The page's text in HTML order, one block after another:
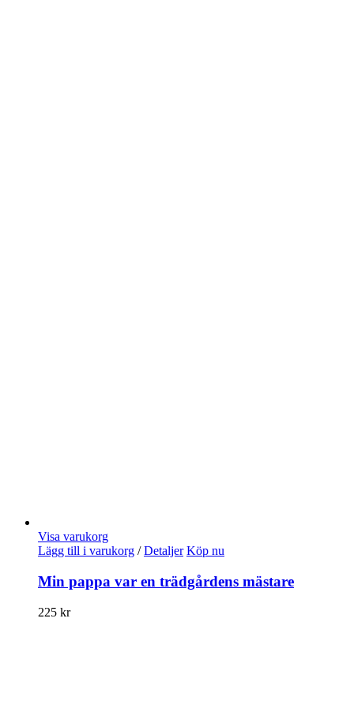
Visa varukorg
Lägg till i varukorg / Detaljer Köp nu
Min pappa var en trädgårdens mästare
225 kr